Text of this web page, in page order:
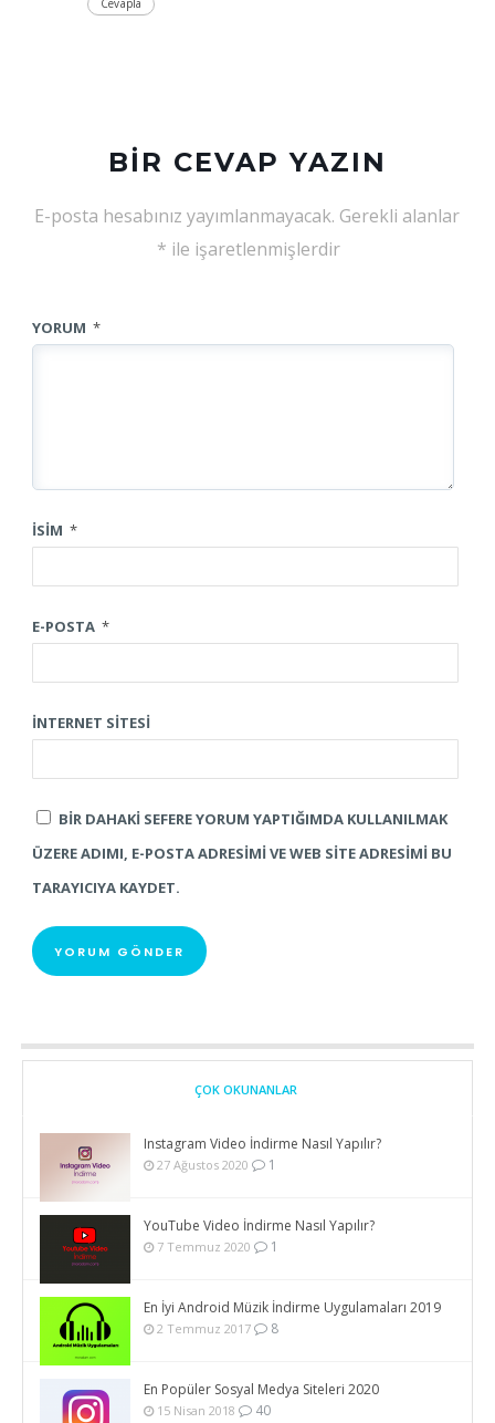
Cevapla
BIR CEVAP YAZIN
E-posta hesabınız yayımlanmayacak. Gerekli alanlar
* ile işaretlenmişlerdir
YORUM *
İSIM *
E-POSTA *
İNTERNET SITESI
BIR DAHAKI SEFERE YORUM YAPTIĞIMDA KULLANILMAK
ÜZERE ADIMI, E-POSTA ADRESIMI VE WEB SITE ADRESIMI BU
TARAYICIYA KAYDET.
ÇOK OKUNANLAR
Instagram Video İndirme Nasıl Yapılır?
27 Ağustos 2020 1
YouTube Video İndirme Nasıl Yapılır?
7 Temmuz 2020 1
En İyi Android Müzik İndirme Uygulamaları 2019
2 Temmuz 2017 8
En Popüler Sosyal Medya Siteleri 2020
15 Nisan 2018 40